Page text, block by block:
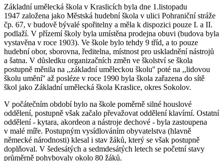
Základní umělecká škola v Kraslicích byla dne 1.listopadu
1947 založena jako Městská hudební škola v ulici Pohraniční stráže
čp. 67, v budově bývalé spořitelny a měla k dispozici pouze I. a II.
podlaží. V přízemí školy byla umístěna prodejna obuvi (budova byla
vystavěna v roce 1903). Ve škole bylo tehdy 9 tříd, a to pouze
hudební obor, sborovna, ředitelna, místnost pro uskladnění nástrojů
a šatna. V důsledku organizačních změn ve školství se škola
postupně měnila na ,,základní uměleckou školu'' poté na ,,lidovou
školu umění'' až posléze v roce 1990 byla škola zařazena do sítě
škol jako Základní umělecká škola Kraslice, okres Sokolov.
V počátečním období bylo na škole poměrně silné houslové
oddělení, postupně však začalo převažovat oddělení klavírní. Ostatní
oddělení - kytara, akordeon a nástroje dechové - byla zastoupena
v malé míře. Postupným vysídlováním obyvatelstva (hlavně
německé národnosti) klesal i stav žáků, který se však postupně
doplňoval. V šedesátých a sedmdesátých letech se početní stavy
průměrně pohybovaly okolo 80 žáků.